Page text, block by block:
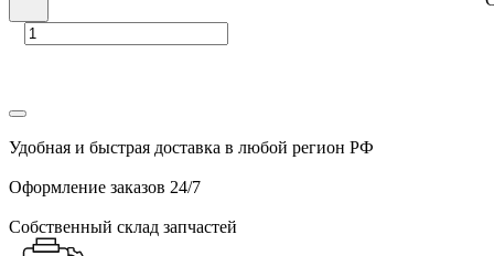
Удобная и быстрая доставка в любой регион РФ
Оформление заказов 24/7
Собственный склад запчастей